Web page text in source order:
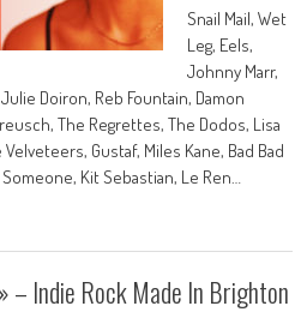
Snail Mail, Wet
Leg, Eels,
Johnny Marr,
Doiron, Reb Fountain, Damon
The Regrettes, The Dodos, Lisa
Gustaf, Miles Kane, Bad Bad
Kit Sebastian, Le Ren…
– Indie Rock Made In Brighton